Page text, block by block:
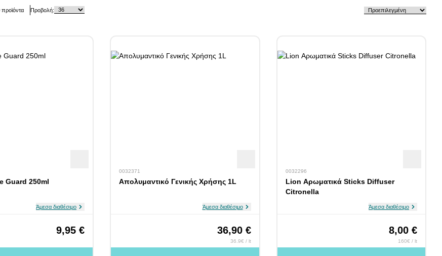
προϊόντα Προβολή:
Guard 250ml
Άμεσα διαθέσιμο
9,95 €
0032371
Απολυμαντικό Γενικής Χρήσης 1L
Άμεσα διαθέσιμο
36,90 €
36.9€ / lt
0032296
Lion Αρωματικά Sticks Diffuser
Citronella
Άμεσα διαθέσιμο
8,00 €
160€ / lt